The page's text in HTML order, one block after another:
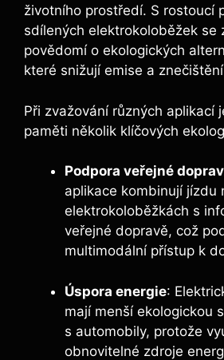
životního prostředí. S rostoucí
sdílených elektrokoloběžek se
povědomí o ekologických
které snižují emise a
Při zvažování různých aplikací
paměti několik klíčových
Podpora veřejné
aplikace kombinují jízdu
elektrokoloběžkách s
veřejné dopravě, což
multimodální přístup k
Úspora energie:
mají menší ekologickou
s automobily, protože
obnovitelné zdroje